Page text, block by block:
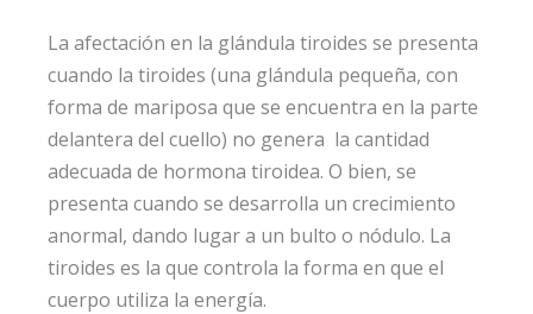
La afectación en la glándula tiroides se presenta
cuando la tiroides (una glándula pequeña, con
forma de mariposa que se encuentra en la parte
delantera del cuello) no genera la cantidad
adecuada de hormona tiroidea. O bien, se
presenta cuando se desarrolla un crecimiento
anormal, dando lugar a un bulto o nódulo. La
tiroides es la que controla la forma en que el
cuerpo utiliza la energía.